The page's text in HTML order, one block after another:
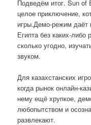
Подведём итог. Sun of
целое приключение,
игры.Демо-режим даёт
Египта без каких-
сколько угодно,
звуком.
Для казахстанских
когда рынок онлайн-
нему ещё хрупкое,
любопытством и
развлекают.